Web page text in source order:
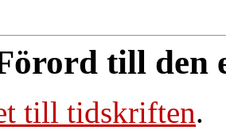
till den
till tidskriften.